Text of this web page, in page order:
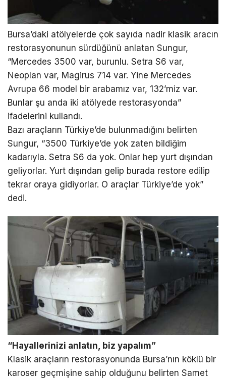
Bursa’daki atölyelerde çok sayıda nadir klasik aracın
restorasyonunun sürdüğünü anlatan Sungur,
“Mercedes 3500 var, burunlu. Setra S6 var,
Neoplan var, Magirus 714 var. Yine Mercedes
Avrupa 66 model bir arabamız var, 132’miz var.
Bunlar şu anda iki atölyede restorasyonda”
ifadelerini kullandı.
Bazı araçların Türkiye’de bulunmadığını belirten
Sungur, “3500 Türkiye’de yok zaten bildiğim
kadarıyla. Setra S6 da yok. Onlar hep yurt dışından
geliyorlar. Yurt dışından gelip burada restore edilip
tekrar oraya gidiyorlar. O araçlar Türkiye’de yok”
dedi.
“Hayallerinizi anlatın, biz yapalım”
Klasik araçların restorasyonunda Bursa’nın köklü bir
karoser geçmişine sahip olduğunu belirten Samet